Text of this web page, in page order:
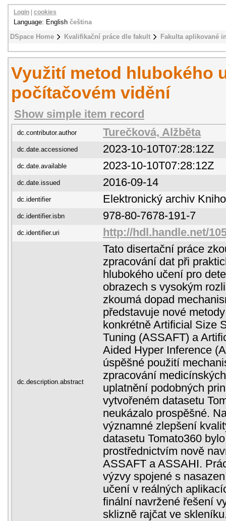
DSpace Home Kvalifikační práce dle fakult Fakulta aplikované
Login cookies
Language: English čeština
Využití metod hlubokého
počítačovém vidění
Show simple item record
dc.contributor.author Turečková, Alžběta
dc.date.accessioned 2023-10-10T07:28:12Z
dc.date.available 2023-10-10T07:28:12Z
dc.date.issued 2016-09-14
dc.identifier Elektronický archiv
dc.identifier.isbn 978-80-7678-191-7
dc.identifier.uri http://hdl.handle.net/
dc.description.abstract
Tato disertační práce
zpracování dat při
hlubokého učení pro
obrazech s vysokým
zkoumá dopad
představuje nové
konkrétně Artificial Size
Tuning (ASSAFT) a
Aided Hyper Inference
úspěšné použití
zpracování
uplatnění podobných
vytvořeném datasetu
neukázalo prospěšné.
významné zlepšení
datasetu Tomato360
prostřednictvím nově
ASSAFT a ASSAHI.
výzvy spojené s
učení v reálných
finální navržené řešení
sklizně rajčat ve